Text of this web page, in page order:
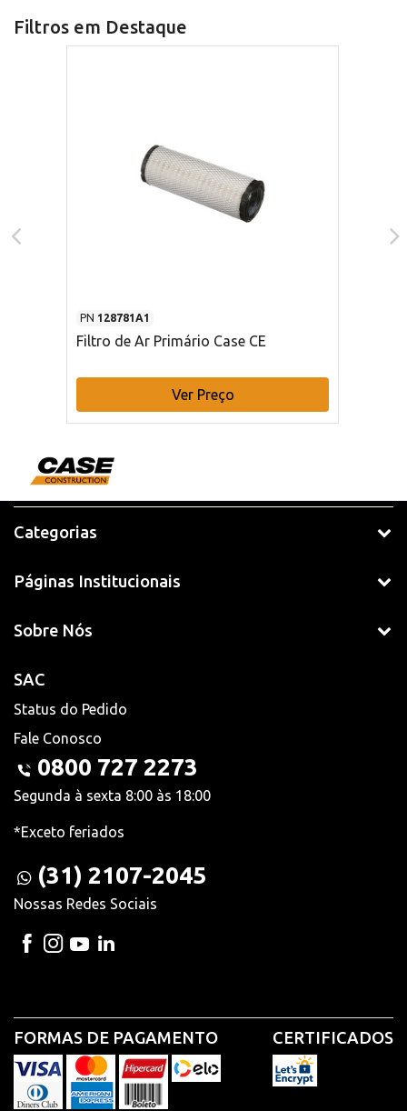
Filtros em Destaque
PN 128781A1
Filtro de Ar Primário Case CE
Ver Preço
Categorias
Páginas Institucionais
Sobre Nós
SAC
Status do Pedido
Fale Conosco
0800 727 2273
Segunda à sexta 8:00 às 18:00
*Exceto feriados
(31) 2107-2045
Nossas Redes Sociais
FORMAS DE PAGAMENTO CERTIFICADOS